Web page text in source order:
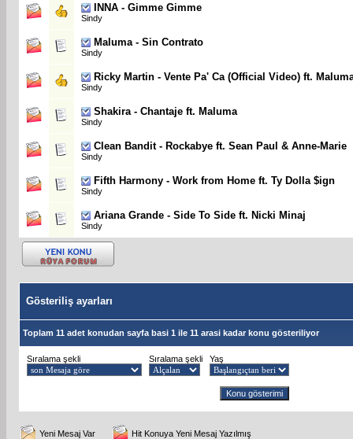
INNA - Gimme Gimme
Sindy
Maluma - Sin Contrato
Sindy
Ricky Martin - Vente Pa' Ca (Official Video) ft.
Sindy
Shakira - Chantaje ft. Maluma
Sindy
Clean Bandit - Rockabye ft. Sean Paul & Anne-Marie
Sindy
Fifth Harmony - Work from Home ft. Ty Dolla $ign
Sindy
Ariana Grande - Side To Side ft. Nicki Minaj
Sindy
Gösteriliş ayarları
Toplam 11 adet konudan sayfa basi 1 ile 11 arasi kadar konu gösteriliyor
Sıralama şekli Sıralama şekli Yaş
Yeni Mesaj Var Hit Konuya Yeni Mesaj Yazılmış